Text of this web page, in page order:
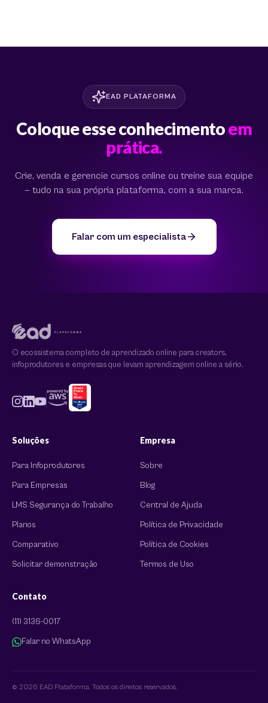
EAD PLATAFORMA
Coloque esse conhecimentoem
prática.
Crie, venda e gerencie cursos online ou treine sua equipe
— tudo na sua própria plataforma, com a sua marca.
Falar com um especialista
O ecossistema completo de aprendizado online para creators,
infoprodutores e empresas que levam aprendizagem online a sério.
Soluções
Para Infoprodutores
Para Empresas
LMS Segurança do Trabalho
Planos
Comparativo
Solicitar demonstração
Empresa
Sobre
Blog
Central de Ajuda
Política de Privacidade
Política de Cookies
Termos de Uso
Contato
(11) 3136-0017
Falar no WhatsApp
© 2026 EAD Plataforma. Todos os direitos reservados.